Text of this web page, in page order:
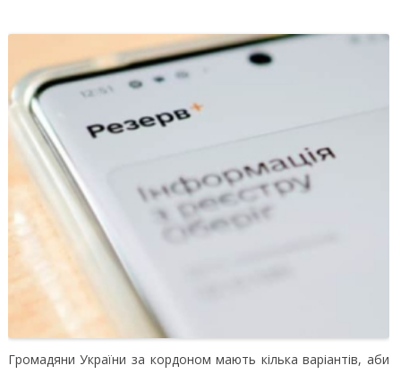
Громадяни України за кордоном мають кілька варіантів, аби